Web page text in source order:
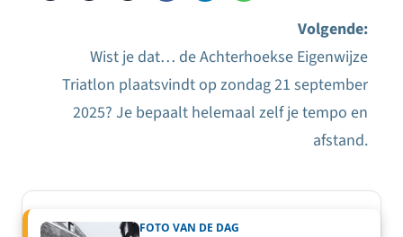
Bericht
navigatie
Volgende:
Wist je dat… de Achterhoekse Eigenwijze
Triatlon plaatsvindt op zondag 21 september
2025? Je bepaalt helemaal zelf je tempo en
afstand.
FOTO VAN DE DAG